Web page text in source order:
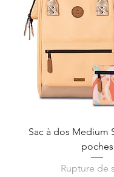
Sac à dos Medium
poches
Rupture de